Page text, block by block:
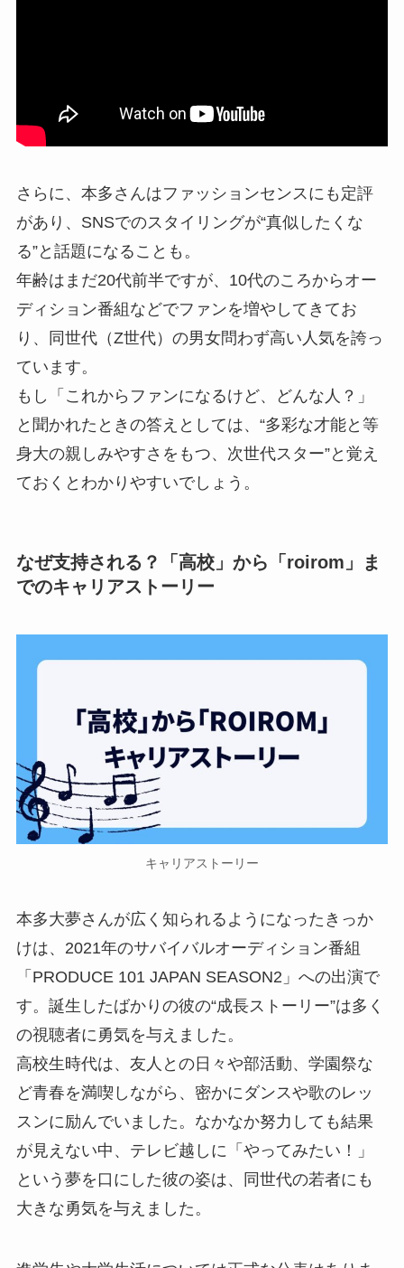
さらに、本多さんはファッションセンスにも定評
があり、SNSでのスタイリングが“真似したくな
る”と話題になることも。
年齢はまだ20代前半ですが、10代のころからオー
ディション番組などでファンを増やしてきてお
り、同世代（Z世代）の男女問わず高い人気を誇っ
ています。
もし「これからファンになるけど、どんな人？」
と聞かれたときの答えとしては、“多彩な才能と等
身大の親しみやすさをもつ、次世代スター”と覚え
ておくとわかりやすいでしょう。
なぜ支持される？「高校」から「roirom」ま
でのキャリアストーリー
キャリアストーリー
本多大夢さんが広く知られるようになったきっか
けは、2021年のサバイバルオーディション番組
「PRODUCE 101 JAPAN SEASON2」への出演で
す。誕生したばかりの彼の“成長ストーリー”は多く
の視聴者に勇気を与えました。
高校生時代は、友人との日々や部活動、学園祭な
ど青春を満喫しながら、密かにダンスや歌のレッ
スンに励んでいました。なかなか努力しても結果
が見えない中、テレビ越しに「やってみたい！」
という夢を口にした彼の姿は、同世代の若者にも
大きな勇気を与えました。